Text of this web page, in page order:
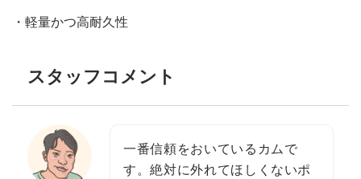
・軽量かつ高耐久性
スタッフコメント
一番信頼をおいているカムで
す。絶対に外れてほしくないポ